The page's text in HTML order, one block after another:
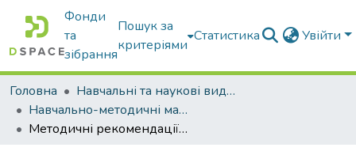
Фонди
та
зібрання
Пошук за
критеріями
Статистика Увійти
Головна
Навчальні та наукові видання
Навчально-методичні матеріали
Методичні рекомендації з дисципліни "Іноземна мова (англійська)" для студентів ОС «Бакалавр» спеціальності C3 «Міжнародні відносини, суспільні комунікації та регіональні студії»